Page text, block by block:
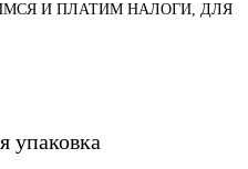
И ПЛАТИМ НАЛОГИ, ДЛЯ
упаковка